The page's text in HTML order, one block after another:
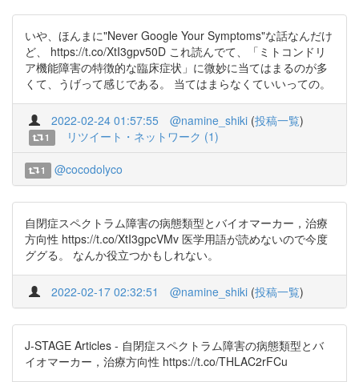
いや、ほんまに"Never Google Your Symptoms"な話なんだけ
ど、 https://t.co/XtI3gpv50D これ読んでて、「ミトコンドリ
ア機能障害の特徴的な臨床症状」に微妙に当てはまるのが多
くて、うげって感じである。 当てはまらなくていいっての。
2022-02-24 01:57:55 @namine_shiki (投稿一覧)
1 リツイート・ネットワーク (1)
1 @cocodolyco
自閉症スペクトラム障害の病態類型とバイオマーカー，治療
方向性 https://t.co/XtI3gpcVMv 医学用語が読めないので今度
ググる。 なんか役立つかもしれない。
2022-02-17 02:32:51 @namine_shiki (投稿一覧)
J-STAGE Articles - 自閉症スペクトラム障害の病態類型とバ
イオマーカー，治療方向性 https://t.co/THLAC2rFCu